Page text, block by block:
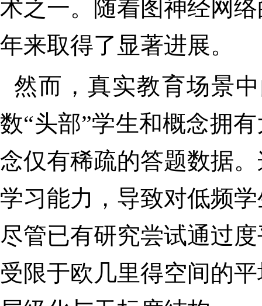
术之一。随着图神经网
年来取得了显著进展。
然而，真实教育场景
数“头部”学生和概念拥
念仅有稀疏的答题数据
学习能力，导致对低频
尽管已有研究尝试通过
受限于欧几里得空间的